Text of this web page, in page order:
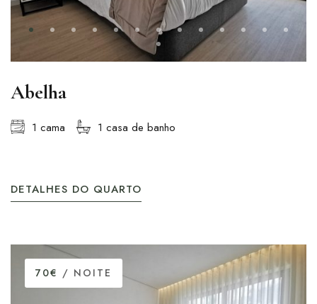
Abelha
1 cama 1 casa de banho
DETALHES DO QUARTO
70€ / NOITE